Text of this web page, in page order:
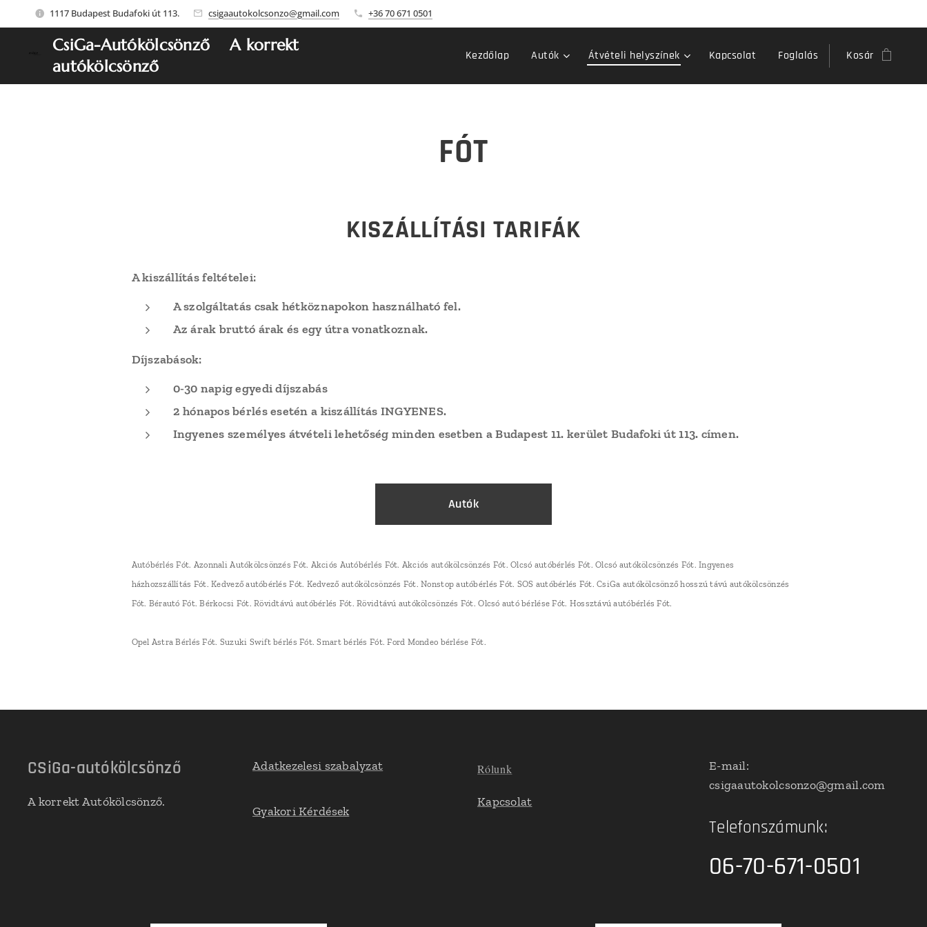
1117 Budapest Budafoki út 113. csigaautokolcsonzo@gmail.com +36 70 671 0501
CsiGa-Autókölcsönző A korrekt
autókölcsönző
Kezdőlap Autók Átvételi helyszínek Kapcsolat Foglalás Kosár
FÓT
KISZÁLLÍTÁSI TARIFÁK
A kiszállítás feltételei:
A szolgáltatás csak hétköznapokon használható fel.
Az árak bruttó árak és egy útra vonatkoznak.
Díjszabások:
0-30 napig egyedi díjszabás
2 hónapos bérlés esetén a kiszállítás INGYENES.
Ingyenes személyes átvételi lehetőség minden esetben a Budapest 11. kerület Budafoki út 113. címen.
Autók
Autóbérlés Fót. Azonnali Autókölcsönzés Fót. Akciós Autóbérlés Fót. Akciós autókölcsönzés Fót. Olcsó autóbérlés Fót. Olcsó autókölcsönzés Fót. Ingyenes
házhozszállítás Fót. Kedvező autóbérlés Fót. Kedvező autókölcsönzés Fót. Nonstop autóbérlés Fót. SOS autóbérlés Fót. CsiGa autókölcsönző hosszú távú autókölcsönzés
Fót. Bérautó Fót. Bérkocsi Fót. Rövidtávú autóbérlés Fót. Rövidtávú autókölcsönzés Fót. Olcsó autó bérlése Fót. Hossztávú autóbérlés Fót.
Opel Astra Bérlés Fót. Suzuki Swift bérlés Fót. Smart bérlés Fót. Ford Mondeo bérlése Fót.
CSiGa-autókölcsönző
A korrekt Autókölcsönző.
Adatkezelesi szabalyzat
Gyakori Kérdések
Rólunk
Kapcsolat
E-mail:
csigaautokolcsonzo@gmail.com
Telefonszámunk:
06-70-671-0501